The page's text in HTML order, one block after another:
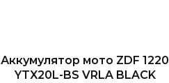
Аккумулятор мото ZDF 1220
YTX20L-BS VRLA BLACK